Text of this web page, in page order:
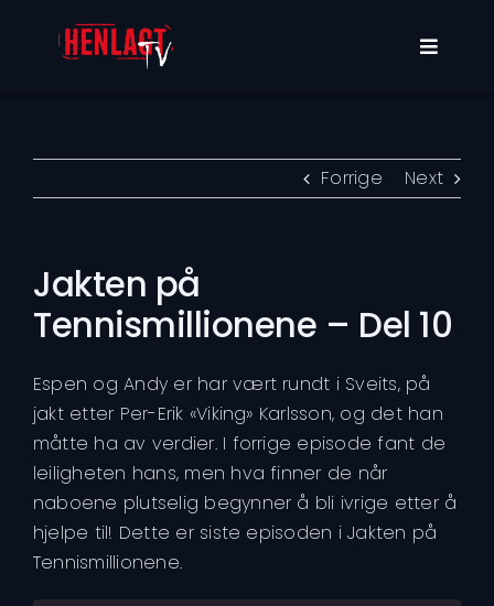
Toggle
Forrige Next
Jakten på
Tennismillionene – Del 10
Espen og Andy er har vært rundt i Sveits, på
jakt etter Per-Erik «Viking» Karlsson, og det han
måtte ha av verdier. I forrige episode fant de
leiligheten hans, men hva finner de når
naboene plutselig begynner å bli ivrige etter å
hjelpe til! Dette er siste episoden i Jakten på
Tennismillionene.